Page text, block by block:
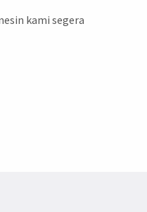
kami segera